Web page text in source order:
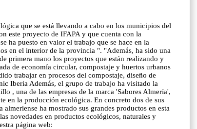
que se está llevando a cabo en los municipios del
este proyecto de IFAPA y que cuenta con la
ha puesto en valor el trabajo que se hace en la
en el interior de la provincia ". "Además, ha sido una
primera mano los proyectos que están realizando y
de economía circular, compostaje y huertos urbanos
trabajar en procesos del compostaje, diseño de
Iberia Además, el grupo de trabajo ha visitado la
, una de las empresas de la marca 'Sabores Almería',
en la producción ecológica. En concreto dos de sus
ha mostrado sus grandes productos en esta
novedades en productos ecológicos, naturales y
página web: